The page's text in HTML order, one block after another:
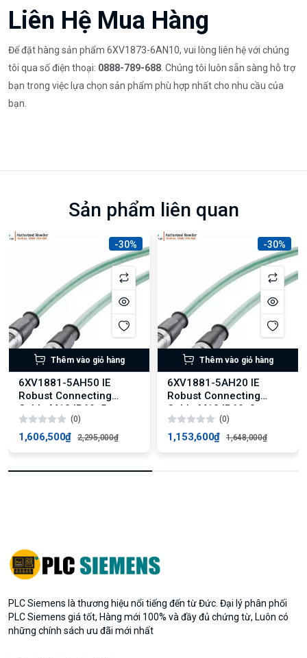
Liên Hệ Mua Hàng
Để đặt hàng sản phẩm 6XV1873-6AN10, vui lòng liên hệ với chúng
tôi qua số điện thoại: 0888-789-688 . Chúng tôi luôn sẵn sàng hỗ trợ
bạn trong việc lựa chọn sản phẩm phù hợp nhất cho nhu cầu của
bạn.
Sản phẩm liên quan
-30%
Thêm vào giỏ hàng
6XV1881-5AH50 IE
Robust Connecting
Cable M12 IP69, 5 m
(0)
1,606,500₫ 2,295,000₫
-30%
Thêm vào giỏ hàng
6XV1881-5AH20 IE
Robust Connecting
Cable M12 IP69, 2 m
(0)
1,153,600₫ 1,648,000₫
PLC Siemens là thương hiệu nổi tiếng đến từ Đức. Đại lý phân phối
PLC Siemens giá tốt, Hàng mới 100% và đầy đủ chứng từ, Luôn có
những chính sách ưu đãi mới nhất